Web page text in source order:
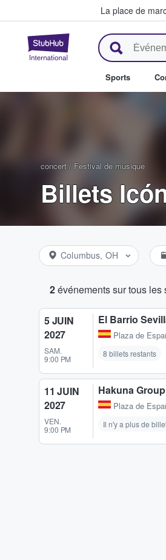
La place de
StubHub -
Sports
concert / Festival de musique
Billets
Columbus, OH
2événements sur tous les
5 JUIN
2027
SAM.
9:00 PM
El Barrio
Plaza de
8 billets restants
11 JUIN
2027
VEN.
9:00 PM
Hakuna
Plaza de
Il n'y a plus de